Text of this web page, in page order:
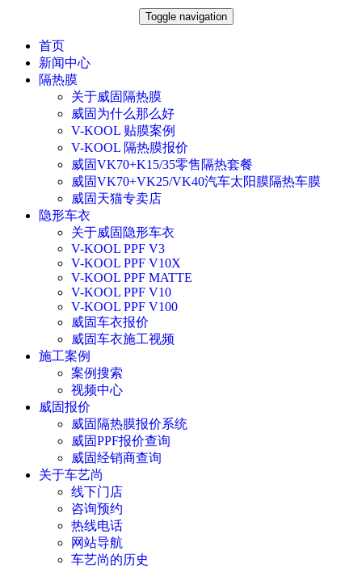
Toggle navigation
首页
新闻中心
隔热膜
关于威固隔热膜
威固为什么那么好
V-KOOL 贴膜案例
V-KOOL 隔热膜报价
威固VK70+K15/35零售隔热套餐
威固VK70+VK25/VK40汽车太阳膜隔热车膜
威固天猫专卖店
隐形车衣
关于威固隐形车衣
V-KOOL PPF V3
V-KOOL PPF V10X
V-KOOL PPF MATTE
V-KOOL PPF V10
V-KOOL PPF V100
威固车衣报价
威固车衣施工视频
施工案例
案例搜索
视频中心
威固报价
威固隔热膜报价系统
威固PPF报价查询
威固经销商查询
关于车艺尚
线下门店
咨询预约
热线电话
网站导航
车艺尚的历史